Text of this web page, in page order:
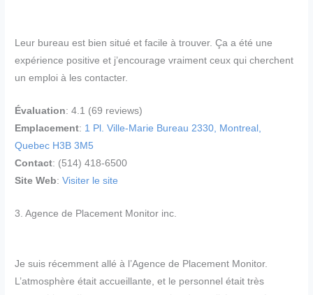
Leur bureau est bien situé et facile à trouver. Ça a été une
expérience positive et j’encourage vraiment ceux qui cherchent
un emploi à les contacter.
Évaluation: 4.1 (69 reviews)
Emplacement: 1 Pl. Ville-Marie Bureau 2330, Montreal,
Quebec H3B 3M5
Contact: (514) 418-6500
Site Web:Visiter le site
3. Agence de Placement Monitor inc.
Je suis récemment allé à l’Agence de Placement Monitor.
L’atmosphère était accueillante, et le personnel était très